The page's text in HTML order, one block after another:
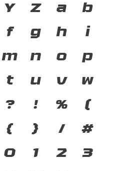
Y Z a b
f g h i
m n o p
t u v w
? ! % (
{ } / #
0 1 2 3